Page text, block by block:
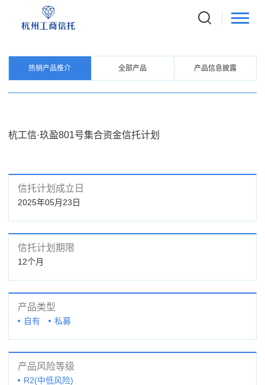
信托产品
热销产品推介 全部产品 产品信息披露
杭工信·玖盈801号集合资金信托计划
信托计划成立日
2025年05月23日
信托计划期限
12个月
产品类型
自有 私募
产品风险等级
R2(中低风险)